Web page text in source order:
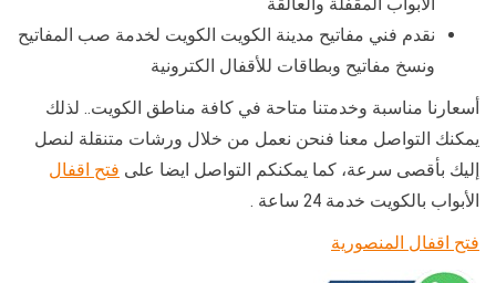
نقدم فني مفاتيح مدينة الكويت الكويت لخدمة صب المفاتيح
ونسخ مفاتيح وبطاقات للأقفال الكترونية
أسعارنا مناسبة وخدمتنا متاحة في كافة مناطق الكويت.. لذلك
يمكنك التواصل معنا فنحن نعمل من خلال ورشات متنقلة لنصل
إليك بأقصى سرعة، كما يمكنكم التواصل ايضا على فتح اقفال
الأبواب بالكويت خدمة 24 ساعة .
فتح اقفال المنصورية